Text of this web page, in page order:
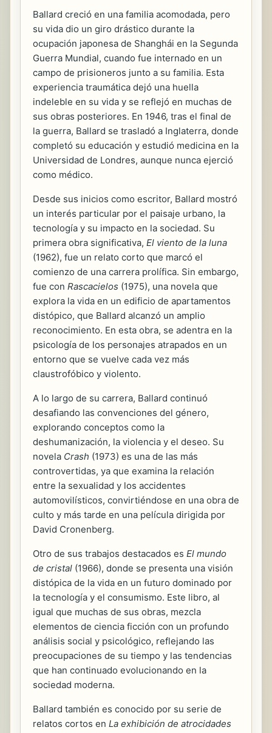
Ballard creció en una familia acomodada, pero
su vida dio un giro drástico durante la
ocupación japonesa de Shanghái en la Segunda
Guerra Mundial, cuando fue internado en un
campo de prisioneros junto a su familia. Esta
experiencia traumática dejó una huella
indeleble en su vida y se reflejó en muchas de
sus obras posteriores. En 1946, tras el final de
la guerra, Ballard se trasladó a Inglaterra, donde
completó su educación y estudió medicina en la
Universidad de Londres, aunque nunca ejerció
como médico.
Desde sus inicios como escritor, Ballard mostró
un interés particular por el paisaje urbano, la
tecnología y su impacto en la sociedad. Su
primera obra significativa, El viento de la luna
(1962), fue un relato corto que marcó el
comienzo de una carrera prolífica. Sin embargo,
fue con Rascacielos (1975), una novela que
explora la vida en un edificio de apartamentos
distópico, que Ballard alcanzó un amplio
reconocimiento. En esta obra, se adentra en la
psicología de los personajes atrapados en un
entorno que se vuelve cada vez más
claustrofóbico y violento.
A lo largo de su carrera, Ballard continuó
desafiando las convenciones del género,
explorando conceptos como la
deshumanización, la violencia y el deseo. Su
novela Crash (1973) es una de las más
controvertidas, ya que examina la relación
entre la sexualidad y los accidentes
automovilísticos, convirtiéndose en una obra de
culto y más tarde en una película dirigida por
David Cronenberg.
Otro de sus trabajos destacados es El mundo
de cristal (1966), donde se presenta una visión
distópica de la vida en un futuro dominado por
la tecnología y el consumismo. Este libro, al
igual que muchas de sus obras, mezcla
elementos de ciencia ficción con un profundo
análisis social y psicológico, reflejando las
preocupaciones de su tiempo y las tendencias
que han continuado evolucionando en la
sociedad moderna.
Ballard también es conocido por su serie de
relatos cortos en La exhibición de atrocidades